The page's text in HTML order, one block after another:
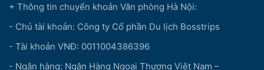
+ Thông tin chuyển khoản Văn phòng Hà Nội:
- Chủ tài khoản: Công ty Cổ phần Du lịch Bosstrips
- Tài khoản VNĐ: 0011004386396
- Ngân hàng: Ngân Hàng Ngoại Thương Việt Nam –